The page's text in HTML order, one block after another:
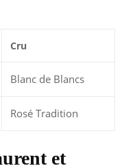
Cru
Blanc de Blancs
Rosé Tradition
et